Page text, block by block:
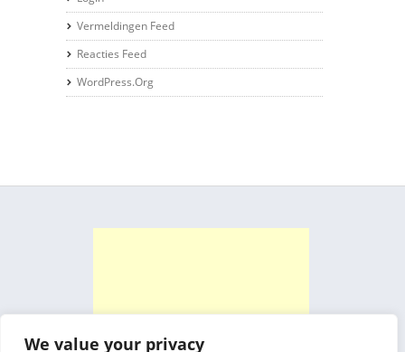
We value your privacy
Vermeldingen Feed
Reacties Feed
WordPress.org